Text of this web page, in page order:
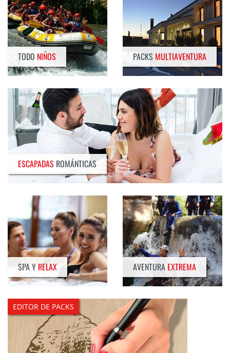
TODO NIÑOS PACKS MULTIAVENTURA
ESCAPADAS ROMÁNTICAS
SPA Y RELAX AVENTURA EXTREMA
EDITOR DE PACKS